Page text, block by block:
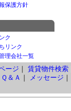
保護方針
ク
リンク
理会社一覧
ージ 賃貸物件検索
Ｑ＆Ａ メッセージ